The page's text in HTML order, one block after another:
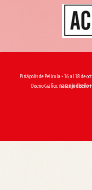
Piriápolis de Película - 16 al 18 de
Diseño Gráfico: naranjo